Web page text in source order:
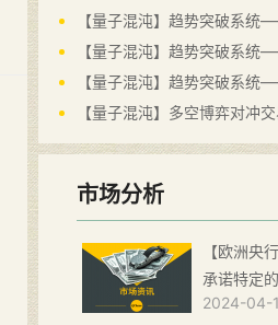
【量子混沌】趋势突破系统
【量子混沌】趋势突破系统
【量子混沌】趋势突破系统
【量子混沌】多空博弈对
市场分析
【欧洲央
承诺特定
2024-04-